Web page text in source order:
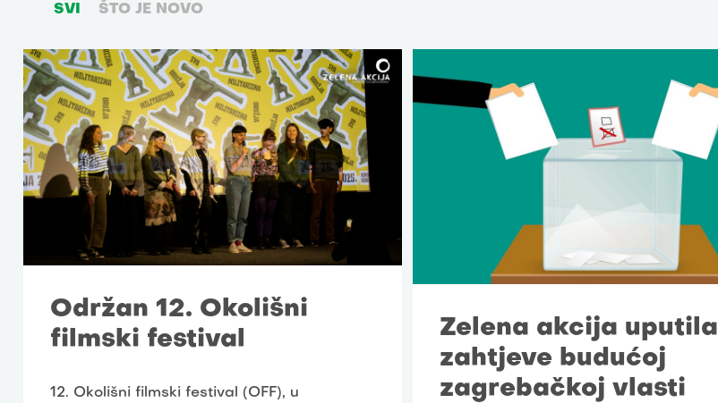
SVI ŠTO JE NOVO
Održan 12. Okolišni
filmski festival
12. Okolišni filmski festival (OFF), u
Zelena akcija uputila
zahtjeve budućoj
zagrebačkoj vlasti